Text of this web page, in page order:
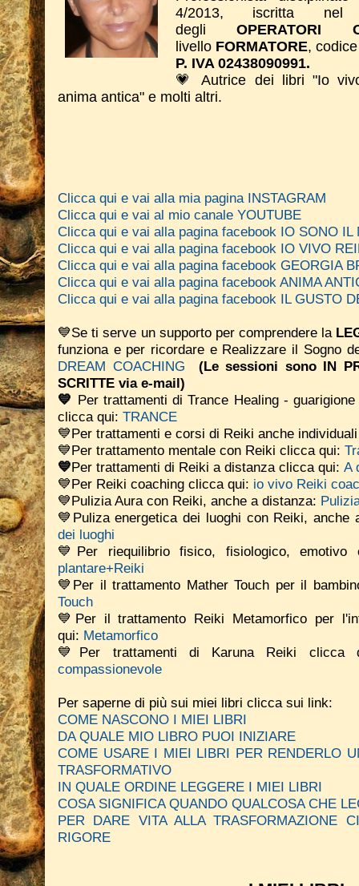
4/2013, iscritta nel
degli
livello FORMATORE,
P. IVA 02438090991.
💗 Autrice dei libri "Io
anima antica" e molti altri.
Clicca qui e vai alla mia pagina INSTAGRAM
Clicca qui e vai al mio canale YOUTUBE
Clicca qui e vai alla pagina facebook IO SONO IL
Clicca qui e vai alla pagina facebook IO VIVO
Clicca qui e vai alla pagina facebook GEORGIA
Clicca qui e vai alla pagina facebook ANIMA
Clicca qui e vai alla pagina facebook IL GUSTO
💙Se ti serve un supporto per comprendere la
funziona e per ricordare e Realizzare il Sogno
DREAM COACHING
(Le sessioni sono IN
SCRITTE via e-mail)
💙 Per trattamenti di Trance Healing -
clicca qui: TRANCE
💙Per trattamenti e corsi di Reiki anche
💙Per trattamento mentale con Reiki clicca qui:
💙Per trattamenti di Reiki a distanza clicca qui: A
💙Per Reiki coaching clicca qui: io vivo Reiki
💙Pulizia Aura con Reiki, anche a distanza:
💙Puliza energetica dei luoghi con Reiki,
dei luoghi
💙Per riequilibrio fisico, fisiologico,
plantare+Reiki
💙Per il trattamento Mather Touch per il
Touch
💙Per il trattamento Reiki Metamorfico per
qui: Metamorfico
💙Per trattamenti di Karuna Reiki
compassionevole
Per saperne di più sui miei libri clicca sui link:
COME NASCONO I MIEI LIBRI
DA QUALE MIO LIBRO PUOI INIZIARE
COME USARE I MIEI LIBRI PER RENDERLO
TRASFORMATIVO
IN QUALE ORDINE LEGGERE I MIEI LIBRI
COSA SIGNIFICA QUANDO QUALCOSA CHE
PER DARE VITA ALLA TRASFORMAZIONE
RIGORE